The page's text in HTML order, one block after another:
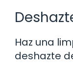
Haz una
deshazte